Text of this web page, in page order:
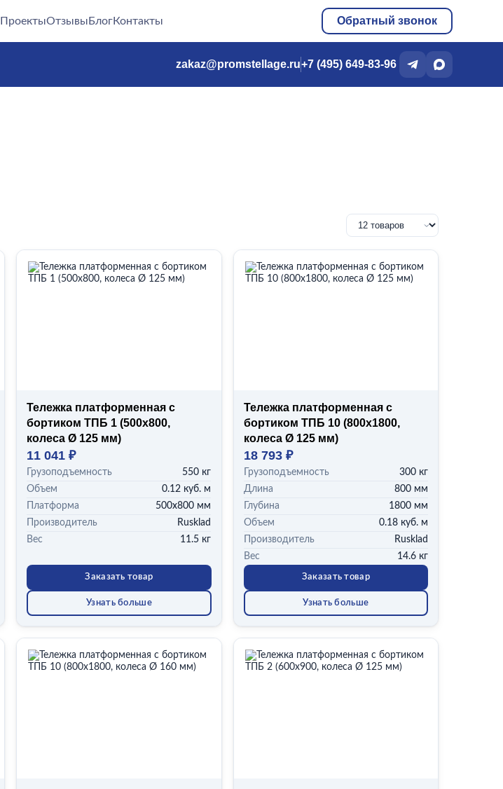
ПроектыОтзывыБлогКонтакты Обратный звонок
zakaz@promstellage.ru+7 (495) 649-83-96
Тележка платформенная с
бортиком ТПБ 1 (500x800,
колеса Ø 125 мм)
11 041 ₽
Грузоподъемность
550 кг
Объем
0.12 куб. м
Платформа
500х800 мм
Производитель
Rusklad
Вес
11.5 кг
Заказать товар
Узнать больше
Тележка платформенная с
бортиком ТПБ 10 (800x1800,
колеса Ø 125 мм)
18 793 ₽
Грузоподъемность
300 кг
Длина
800 мм
Глубина
1800 мм
Объем
0.18 куб. м
Производитель
Rusklad
Вес
14.6 кг
Заказать товар
Узнать больше